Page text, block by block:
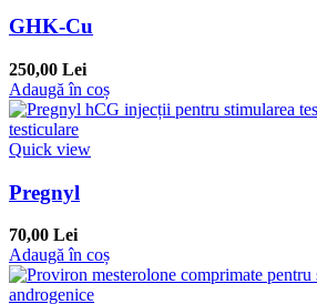
GHK-Cu
250,00 Lei
Adaugă în coș
Quick view
Pregnyl
70,00 Lei
Adaugă în coș